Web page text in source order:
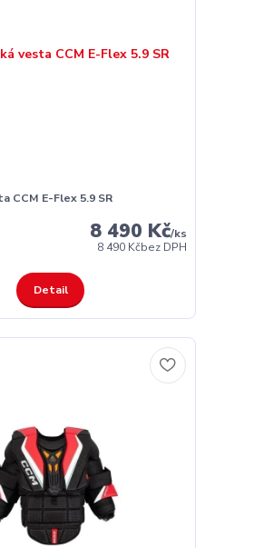
CCM E-Flex 5.9 SR
8 490 Kč/ks
8 490 Kčbez DPH
Detail